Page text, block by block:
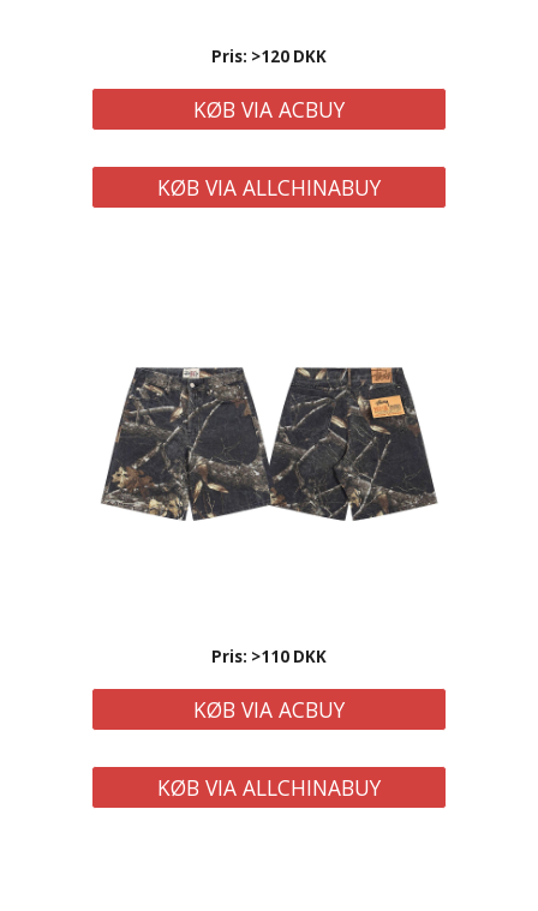
Pris: >120 DKK
KØB VIA ACBUY
KØB VIA ALLCHINABUY
Pris: >110 DKK
KØB VIA ACBUY
KØB VIA ALLCHINABUY